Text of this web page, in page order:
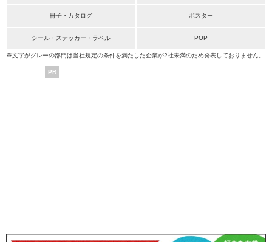
冊子・カタログ ポスター
シール・ステッカー・ラベル POP
※文字がグレーの部門は当社規定の条件を満たした企業が2社未満のため発表しておりません。
PR